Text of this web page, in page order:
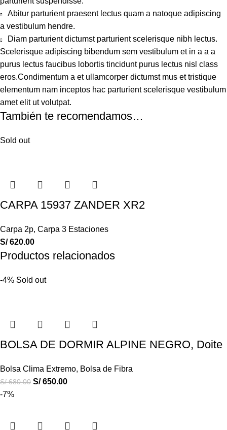
Abitur parturient praesent lectus quam a natoque adipiscing
a vestibulum hendre.
Diam parturient dictumst parturient scelerisque nibh lectus.
Scelerisque adipiscing bibendum sem vestibulum et in a a a
purus lectus faucibus lobortis tincidunt purus lectus nisl class
eros.Condimentum a et ullamcorper dictumst mus et tristique
elementum nam inceptos hac parturient scelerisque vestibulum
amet elit ut volutpat.
También te recomendamos…
Sold out
CARPA 15937 ZANDER XR2
Carpa 2p, Carpa 3 Estaciones
S/620.00
Productos relacionados
-4% Sold out
BOLSA DE DORMIR ALPINE NEGRO, Doite
Bolsa Clima Extremo, Bolsa de Fibra
S/680.00 S/650.00
-7%